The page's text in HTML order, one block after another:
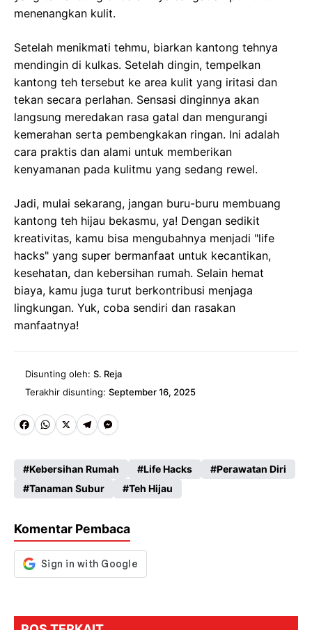
menenangkan kulit.
Setelah menikmati tehmu, biarkan kantong tehnya
mendingin di kulkas. Setelah dingin, tempelkan
kantong teh tersebut ke area kulit yang iritasi dan
tekan secara perlahan. Sensasi dinginnya akan
langsung meredakan rasa gatal dan mengurangi
kemerahan serta pembengkakan ringan. Ini adalah
cara praktis dan alami untuk memberikan
kenyamanan pada kulitmu yang sedang rewel.
Jadi, mulai sekarang, jangan buru-buru membuang
kantong teh hijau bekasmu, ya! Dengan sedikit
kreativitas, kamu bisa mengubahnya menjadi "life
hacks" yang super bermanfaat untuk kecantikan,
kesehatan, dan kebersihan rumah. Selain hemat
biaya, kamu juga turut berkontribusi menjaga
lingkungan. Yuk, coba sendiri dan rasakan
manfaatnya!
Disunting oleh: S. Reja
Terakhir disunting: September 16, 2025
Fa
b
o
k
W
ts
A
p
X
Te
gr
a
M
se
n
er
Kebersihan Rumah Life Hacks
Perawatan Diri
Tanaman Subur
Teh Hijau
Komentar Pembaca